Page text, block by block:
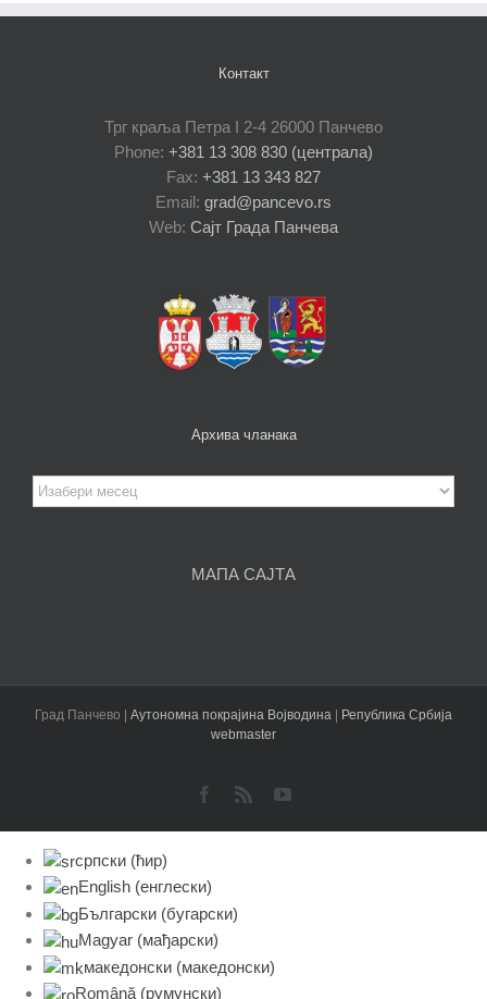
Контакт
Трг краља Петра I 2-4 26000 Панчево
Phone: +381 13 308 830 (централа)
Fax: +381 13 343 827
Email: grad@pancevo.rs
Web: Сајт Града Панчева
Архива чланака
Архива
чланака
МАПА САЈТА
Град Панчево | Аутономна покрајина Војводина | Република Србија
webmaster
Facebook
Rss YouTube
српски (ћир)
English (енглески)
Български (бугарски)
Magyar (мађарски)
македонски (македонски)
Română (румунски)